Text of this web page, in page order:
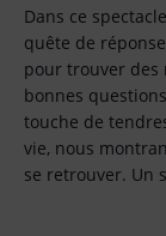
Dans ce
quête de
pour trouver des
bonnes
touche de
vie, nous
se retrouver. Un